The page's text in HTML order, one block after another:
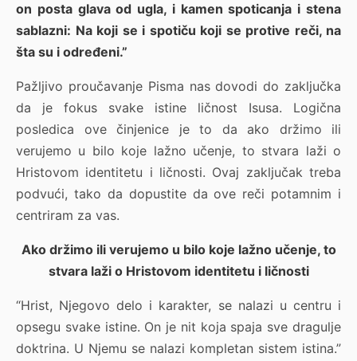
on posta glava od ugla, i kamen spoticanja i stena
sablazni: Na koji se i spotiču koji se protive reči, na
šta su i određeni.”
Pažljivo proučavanje Pisma nas dovodi do zaključka
da je fokus svake istine ličnost Isusa. Logična
posledica ove činjenice je to da ako držimo ili
verujemo u bilo koje lažno učenje, to stvara laži o
Hristovom identitetu i ličnosti. Ovaj zaključak treba
podvući, tako da dopustite da ove reči potamnim i
centriram za vas.
Ako držimo ili verujemo u bilo koje lažno učenje, to
stvara laži o Hristovom identitetu i ličnosti
“Hrist, Njegovo delo i karakter, se nalazi u centru i
opsegu svake istine. On je nit koja spaja sve dragulje
doktrina. U Njemu se nalazi kompletan sistem istina.”